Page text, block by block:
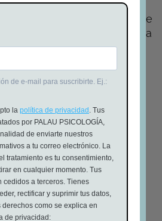
tecnológicos han
casi imperceptibles, lo que
social. Por otra parte, la
sobre este tema
vez más personas opten
sin inhibiciones. Es
que quienes
emocionales, como el
, pueden beneficiarse de
que les ayude a
y mejorar su calidad de